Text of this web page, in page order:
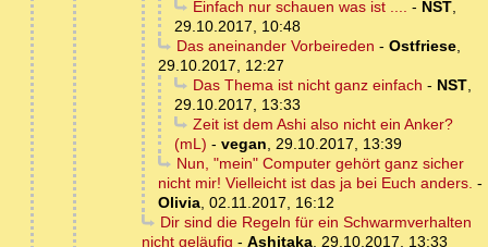
Einfach nur schauen was ist .... - NST,
29.10.2017, 10:48
Das aneinander Vorbeireden - Ostfriese,
29.10.2017, 12:27
Das Thema ist nicht ganz einfach - NST,
29.10.2017, 13:33
Zeit ist dem Ashi also nicht ein Anker?
(mL) - vegan, 29.10.2017, 13:39
Nun, "mein" Computer gehört ganz sicher
nicht mir! Vielleicht ist das ja bei Euch anders. -
Olivia, 02.11.2017, 16:12
Dir sind die Regeln für ein Schwarmverhalten
nicht geläufig - Ashitaka, 29.10.2017, 13:33